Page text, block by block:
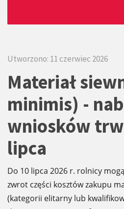
Utworzono: 11 czerwiec 2026
Materiał
minimis) -
wniosków
lipca
Do 10 lipca 2026 r. rolnicy
zwrot części kosztów zakupu
(kategorii elitarny lub